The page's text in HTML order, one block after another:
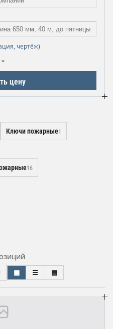
чертёж)
*
цену
Ключи пожарные1
16
▦ ☰ ▤